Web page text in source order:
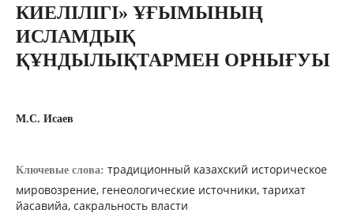
КИЕЛІЛІГІ» ҰҒЫМЫНЫҢ
ИСЛАМДЫҚ
ҚҰНДЫЛЫҚТАРМЕН ОРНЫҒУЫ
М.С. Исаев
Ключевые слова: традиционный казахский историческое
мировозрение, генеологические источники, тарихат
йасавийа, сакральность власти